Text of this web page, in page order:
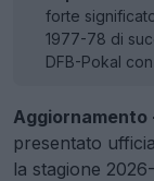
forte
1977-78 di
DFB-Pokal
Aggiornamento
presentato
la stagione